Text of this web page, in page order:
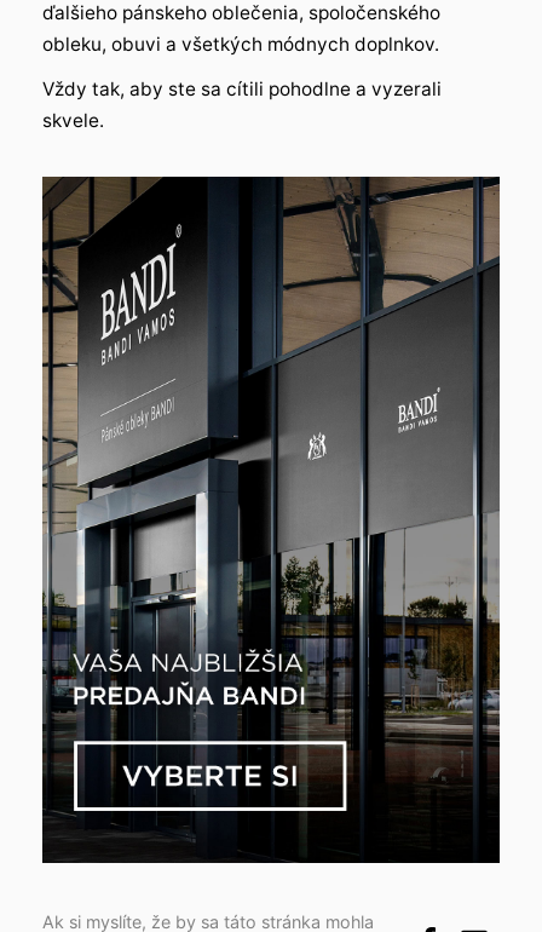
ďalšieho pánskeho oblečenia, spoločenského
obleku, obuvi a všetkých módnych doplnkov.
Vždy tak, aby ste sa cítili pohodlne a vyzerali
skvele.
Ak si myslíte, že by sa táto stránka mohla